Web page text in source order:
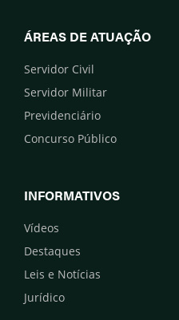
ÁREAS DE ATUAÇÃO
Servidor Civil
Servidor Militar
Previdenciário
Concurso Público
INFORMATIVOS
Vídeos
Destaques
Leis e Notícias
Jurídico